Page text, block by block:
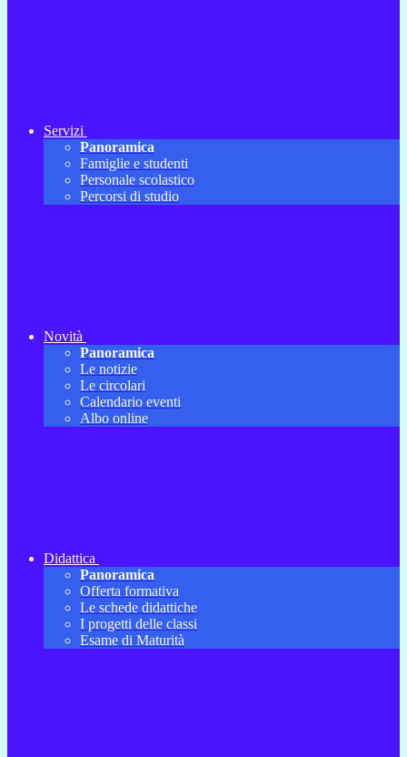
Servizi
Panoramica
Famiglie e studenti
Personale scolastico
Percorsi di studio
Novità
Panoramica
Le notizie
Le circolari
Calendario eventi
Albo online
Didattica
Panoramica
Offerta formativa
Le schede didattiche
I progetti delle classi
Esame di Maturità